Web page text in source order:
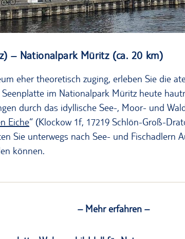
– Nationalpark Müritz (ca. 20 km)
eher theoretisch zuging, erleben Sie die
im Nationalpark Müritz heute
durch das idyllische See-, Moor- und
Eiche“ (Klockow 1f, 17219 Schlön-Groß-
Sie unterwegs nach See- und Fischadlern
können.
– Mehr erfahren –